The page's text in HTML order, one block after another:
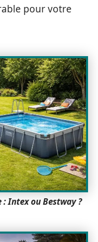
pour votre
Intex ou Bestway ?